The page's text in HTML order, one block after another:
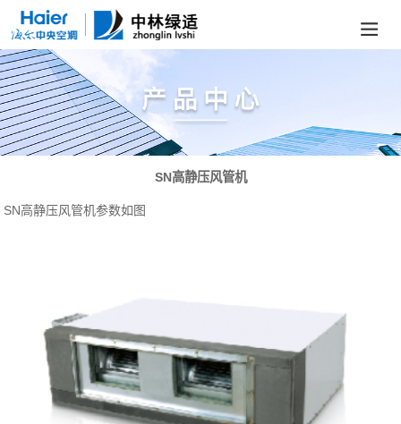
SN高静压风管机
SN高静压风管机参数如图